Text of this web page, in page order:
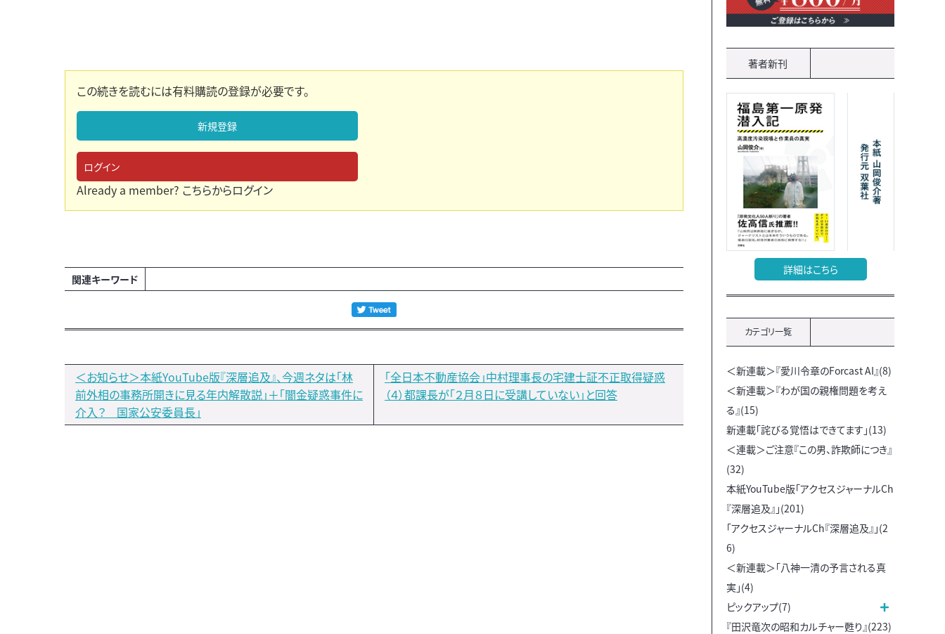
この続きを読むには有料購読の登録が必要です。
新規登録
ログイン
Already a member? こちらからログイン
関連キーワード
＜お知らせ＞本紙YouTube版『深層追及』、今週ネタは「林
前外相の事務所開きに見る年内解散説」＋「闇金疑惑事件に
介入？ 国家公安委員長」
「全日本不動産協会」中村理事長の宅建士証不正取得疑惑
（４）都課長が「２月８日に受講していない」と回答
著者新刊
詳細はこちら
カテゴリ一覧
＜新連載＞『愛川令章のForcast AI』(8)
＜新連載＞『わが国の親権問題を考え
る』(15)
新連載「詫びる覚悟はできてます」(13)
＜連載＞ご注意『この男、詐欺師につき』
(32)
本紙YouTube版「アクセスジャーナルCh
『深層追及』」(201)
「アクセスジャーナルCh『深層追及』」(2
6)
＜新連載＞「八神一清の予言される真
実」(4)
ピックアップ(7)
『田沢竜次の昭和カルチャー甦り』(223)